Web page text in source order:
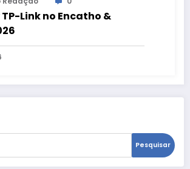
Link no Encatho &
Pesquisar